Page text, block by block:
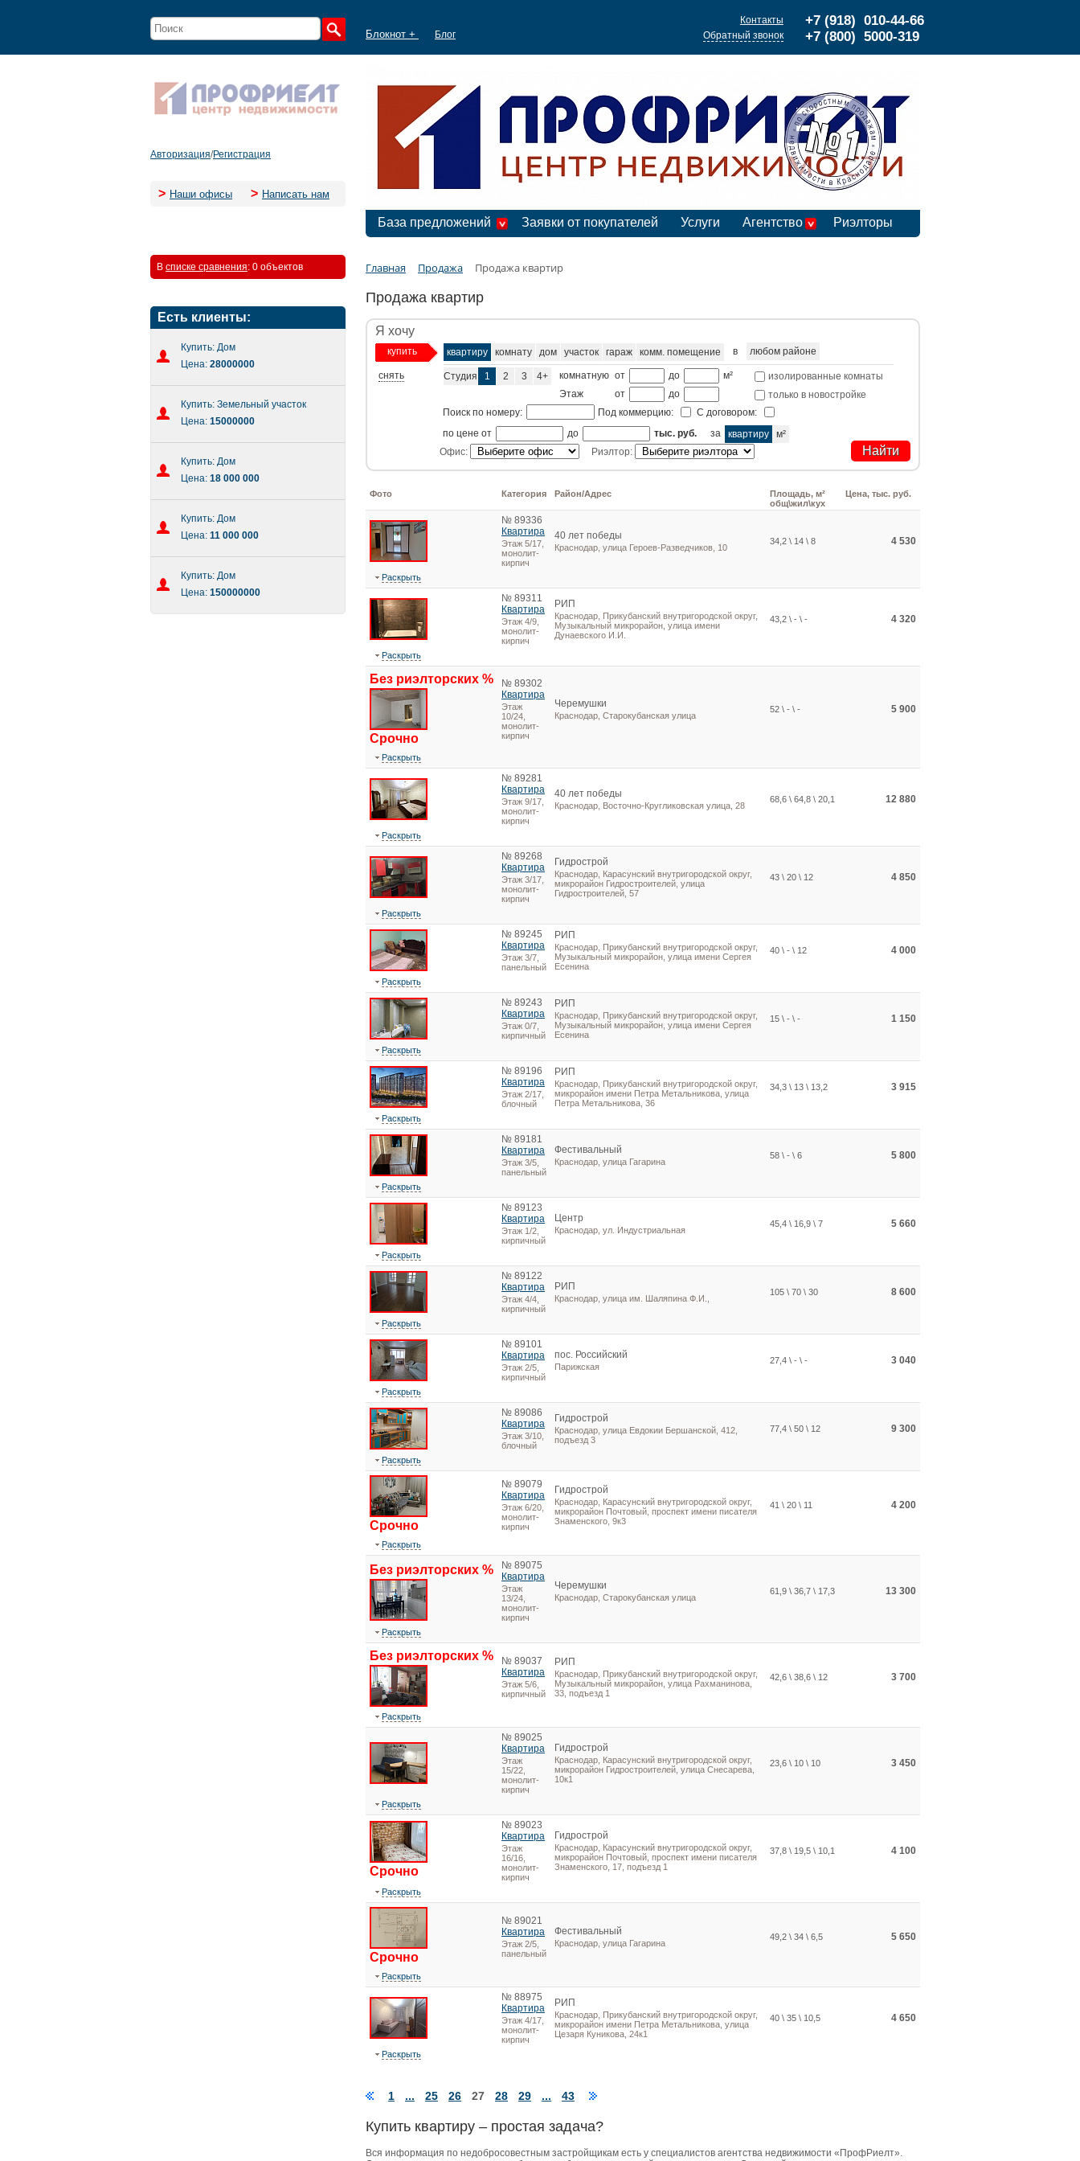
Блокнот + Блог
+7 (918) 010-44-66
+7 (800) 5000-319
Контакты
Обратный звонок
Авторизация/Регистрация
> Наши офисы > Написать нам
База предложений Заявки от покупателей Услуги Агентство Риэлторы
В списке сравнения: 0 объектов
Есть клиенты:
Купить: Дом
Цена: 28000000
Купить: Земельный участок
Цена: 15000000
Купить: Дом
Цена: 18 000 000
Купить: Дом
Цена: 11 000 000
Купить: Дом
Цена: 150000000
Главная Продажа Продажа квартир
Продажа квартир
Я хочу
купить
снять
квартиру комнату дом участок гараж комм. помещение в любом районе
Студия 1 2 3 4+ комнатную от до м²
изолированные комнаты
Этаж
от до
только в новостройке
Поиск по номеру:
Под коммерцию:
С договором:
по цене от
до тыс. руб. за квартиру
м²
Офис:
Риэлтор:
Фото Категория Район/Адрес
Площадь, м²
общ\жил\кух
Цена, тыс. руб.
№ 89336
Квартира
Этаж 5/17,
монолит-
кирпич
40 лет победы
Краснодар, улица Героев-Разведчиков, 10
34,2 \ 14 \ 8 4 530
Раскрыть
№ 89311
Квартира
Этаж 4/9,
монолит-
кирпич
РИП
Краснодар, Прикубанский внутригородской округ,
Музыкальный микрорайон, улица имени
Дунаевского И.И.
43,2 \ - \ - 4 320
Раскрыть
Без риэлторских %
Срочно
№ 89302
Квартира
Этаж
10/24,
монолит-
кирпич
Черемушки
Краснодар, Старокубанская улица
52 \ - \ - 5 900
Раскрыть
№ 89281
Квартира
Этаж 9/17,
монолит-
кирпич
40 лет победы
Краснодар, Восточно-Кругликовская улица, 28
68,6 \ 64,8 \ 20,1 12 880
Раскрыть
№ 89268
Квартира
Этаж 3/17,
монолит-
кирпич
Гидрострой
Краснодар, Карасунский внутригородской округ,
микрорайон Гидростроителей, улица
Гидростроителей, 57
43 \ 20 \ 12 4 850
Раскрыть
№ 89245
Квартира
Этаж 3/7,
панельный
РИП
Краснодар, Прикубанский внутригородской округ,
Музыкальный микрорайон, улица имени Сергея
Есенина
40 \ - \ 12 4 000
Раскрыть
№ 89243
Квартира
Этаж 0/7,
кирпичный
РИП
Краснодар, Прикубанский внутригородской округ,
Музыкальный микрорайон, улица имени Сергея
Есенина
15 \ - \ - 1 150
Раскрыть
№ 89196
Квартира
Этаж 2/17,
блочный
РИП
Краснодар, Прикубанский внутригородской округ,
микрорайон имени Петра Метальникова, улица
Петра Метальникова, 36
34,3 \ 13 \ 13,2 3 915
Раскрыть
№ 89181
Квартира
Этаж 3/5,
панельный
Фестивальный
Краснодар, улица Гагарина
58 \ - \ 6 5 800
Раскрыть
№ 89123
Квартира
Этаж 1/2,
кирпичный
Центр
Краснодар, ул. Индустриальная
45,4 \ 16,9 \ 7 5 660
Раскрыть
№ 89122
Квартира
Этаж 4/4,
кирпичный
РИП
Краснодар, улица им. Шаляпина Ф.И.,
105 \ 70 \ 30 8 600
Раскрыть
№ 89101
Квартира
Этаж 2/5,
кирпичный
пос. Российский
Парижская
27,4 \ - \ - 3 040
Раскрыть
№ 89086
Квартира
Этаж 3/10,
блочный
Гидрострой
Краснодар, улица Евдокии Бершанской, 412,
подъезд 3
77,4 \ 50 \ 12 9 300
Раскрыть
Срочно
№ 89079
Квартира
Этаж 6/20,
монолит-
кирпич
Гидрострой
Краснодар, Карасунский внутригородской округ,
микрорайон Почтовый, проспект имени писателя
Знаменского, 9к3
41 \ 20 \ 11 4 200
Раскрыть
Без риэлторских %
№ 89075
Квартира
Этаж
13/24,
монолит-
кирпич
Черемушки
Краснодар, Старокубанская улица
61,9 \ 36,7 \ 17,3 13 300
Раскрыть
Без риэлторских %
№ 89037
Квартира
Этаж 5/6,
кирпичный
РИП
Краснодар, Прикубанский внутригородской округ,
Музыкальный микрорайон, улица Рахманинова,
33, подъезд 1
42,6 \ 38,6 \ 12 3 700
Раскрыть
№ 89025
Квартира
Этаж
15/22,
монолит-
кирпич
Гидрострой
Краснодар, Карасунский внутригородской округ,
микрорайон Гидростроителей, улица Снесарева,
10к1
23,6 \ 10 \ 10 3 450
Раскрыть
Срочно
№ 89023
Квартира
Этаж
16/16,
монолит-
кирпич
Гидрострой
Краснодар, Карасунский внутригородской округ,
микрорайон Почтовый, проспект имени писателя
Знаменского, 17, подъезд 1
37,8 \ 19,5 \ 10,1 4 100
Раскрыть
Срочно
№ 89021
Квартира
Этаж 2/5,
панельный
Фестивальный
Краснодар, улица Гагарина
49,2 \ 34 \ 6,5 5 650
Раскрыть
№ 88975
Квартира
Этаж 4/17,
монолит-
кирпич
РИП
Краснодар, Прикубанский внутригородской округ,
микрорайон имени Петра Метальникова, улица
Цезаря Куникова, 24к1
40 \ 35 \ 10,5 4 650
Раскрыть
1 ... 25 26 27 28 29 ... 43
Купить квартиру – простая задача?
Вся информация по недобросовестным застройщикам есть у специалистов агентства недвижимости «ПрофРиелт».